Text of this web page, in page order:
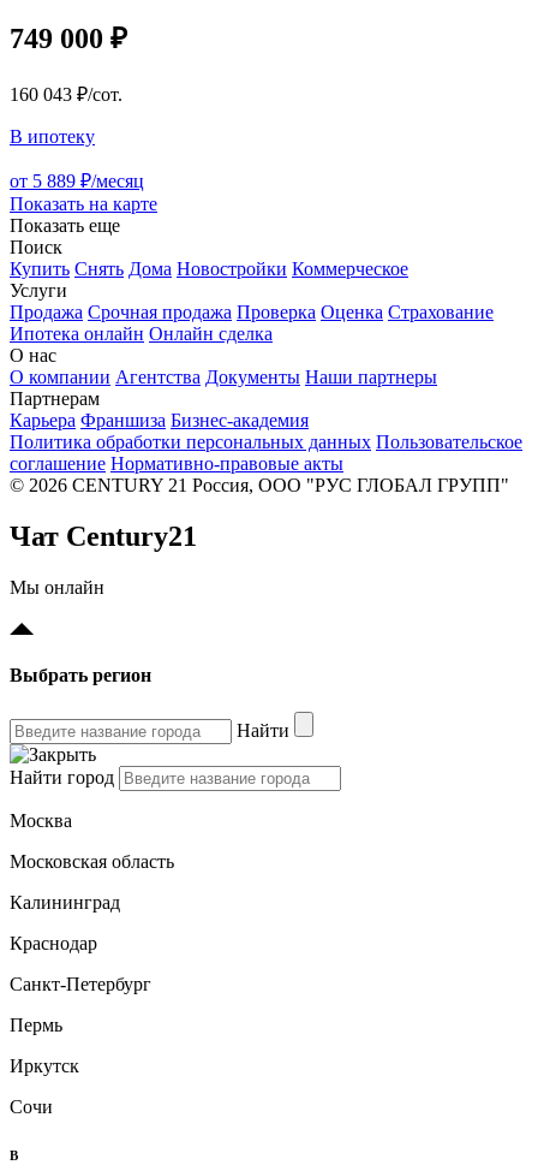
749 000 ₽
160 043 ₽/сот.
В ипотеку
от 5 889 ₽/месяц
Показать на карте
Показать еще
Поиск
Купить Снять Дома Новостройки Коммерческое
Услуги
Продажа Срочная продажа Проверка Оценка Страхование
Ипотека онлайн Онлайн сделка
О нас
О компании Агентства Документы Наши партнеры
Партнерам
Карьера Франшиза Бизнес-академия
Политика обработки персональных данных Пользовательское
соглашение Нормативно-правовые акты
© 2026 CENTURY 21 Россия, ООО "РУС ГЛОБАЛ ГРУПП"
Чат Century21
Мы онлайн
Выбрать регион
Найти
Найти город
Москва
Московская область
Калининград
Краснодар
Санкт-Петербург
Пермь
Иркутск
Сочи
B